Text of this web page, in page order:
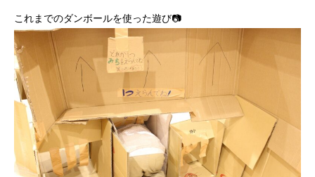
これまでのダンボールを使った遊び📷